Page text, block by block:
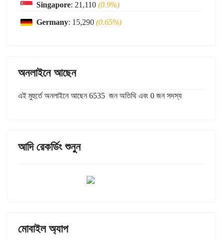
Singapore: 21,110 (0.9%)
Germany: 15,290 (0.65%)
অনলাইনে আছেন
এই মুহুর্তে অনলাইনে আছেন 6535 জন অতিথি এবং 0 জন সদস্য
আদি রেকর্ডিং শুনুন
মোবাইল অ্যাপ